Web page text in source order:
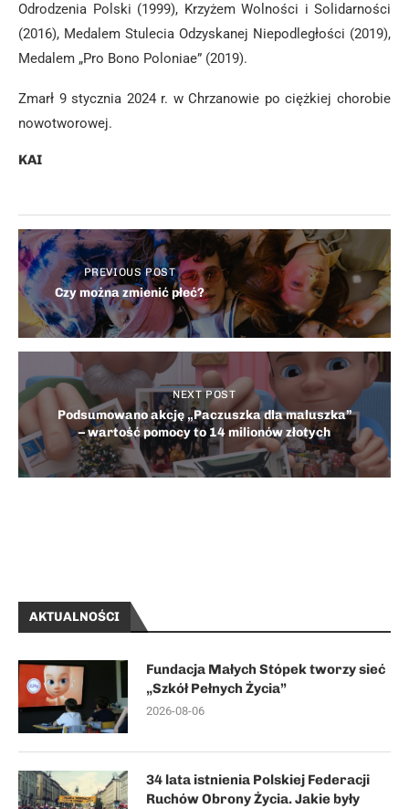
Odrodzenia Polski (1999), Krzyżem Wolności i Solidarności
(2016), Medalem Stulecia Odzyskanej Niepodległości (2019),
Medalem „Pro Bono Poloniae” (2019).
Zmarł 9 stycznia 2024 r. w Chrzanowie po ciężkiej chorobie
nowotworowej.
KAI
PREVIOUS POST
Czy można zmienić płeć?
NEXT POST
Podsumowano akcję „Paczuszka dla maluszka”
– wartość pomocy to 14 milionów złotych
AKTUALNOŚCI
Fundacja Małych Stópek tworzy sieć
„Szkół Pełnych Życia”
2026-08-06
34 lata istnienia Polskiej Federacji
Ruchów Obrony Życia. Jakie były